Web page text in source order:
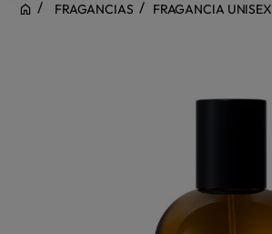
FRAGANCIAS FRAGANCIA UNISEX